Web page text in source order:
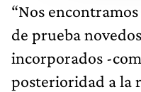
“Nos
de prueba
incorporados -
posterioridad a la